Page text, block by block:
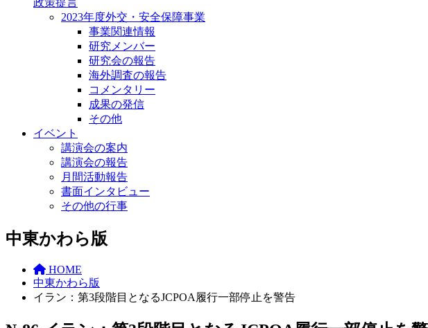
政策提言
2023年度外交・安全保障事業
事業関連情報
研究メンバー
研究会の報告
海外調査の報告
コメンタリー
成果の発信
その他
イベント
講演会の案内
講演会の報告
月間活動報告
書面インタビュー
その他の行事
中東かわら版
HOME
中東かわら版
イラン：第3段階目となるJCPOA履行一部停止を警告